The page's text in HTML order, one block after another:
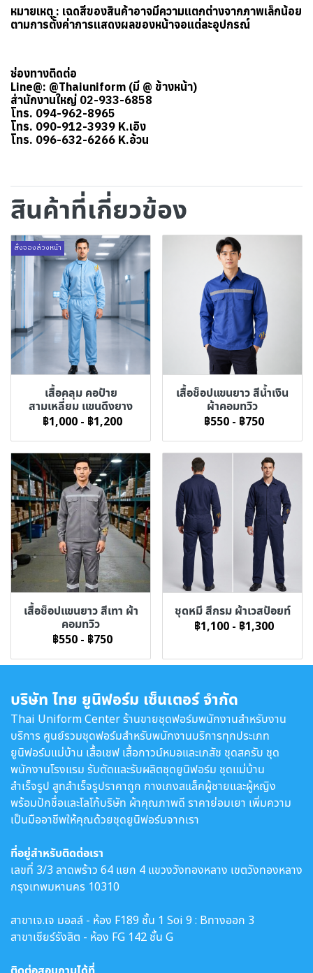
หมายเหตุ : เฉดสีของสินค้าอาจมีความแตกต่างจากภาพเล็กน้อย
ตามการตั้งค่าการแสดงผลของหน้าจอแต่ละอุปกรณ์
ช่องทางติดต่อ
Line@: @Thaiuniform (มี @ ข้างหน้า)
สำนักงานใหญ่ 02-933-6858
โทร. 094-962-8965
โทร. 090-912-3939 K.เอิง
โทร. 096-632-6266 K.อ้วน
สินค้าที่เกี่ยวข้อง
สั่งจองล่วงหน้า
เสื้อคลุม คอป้าย
สามเหลี่ยม แขนดึงยาง
฿1,000 - ฿1,200
เสื้อช็อปแขนยาว สีน้ำเงิน
ผ้าคอมทวิว
฿550 - ฿750
เสื้อช็อปแขนยาว สีเทา ผ้า
คอมทวิว
฿550 - ฿750
ชุดหมี สีกรม ผ้าเวสป้อยท์
฿1,100 - ฿1,300
บริษัท ไทย ยูนิฟอร์ม เซ็นเตอร์ จำกัด
Thai Uniform Center ร้านขายชุดฟอร์มพนักงานสำหรับงาน
บริการ ศูนย์รวมชุดฟอร์มสำหรับพนักงานบริการทุกประเภท
ยูนิฟอร์มแม่บ้าน เสื้อเชฟ เสื้อกาวน์หมอและเภสัช ชุดสครับ ชุด
พนักงานโรงแรม รับตัดและรับผลิตชุดยูนิฟอร์ม ชุดแม่บ้าน
สำเร็จรูป สูทสำเร็จรูปราคาถูก กางเกงสแล็คผู้ชายและผู้หญิง
พร้อมปักชื่อและโลโก้บริษัท ผ้าคุณภาพดี ราคาย่อมเยา เพิ่มความ
เป็นมืออาชีพให้คุณด้วยชุดยูนิฟอร์มจากเรา
ที่อยู่สำหรับติดต่อเรา
เลขที่ 3/3 ลาดพร้าว 64 แยก 4 แขวงวังทองหลาง เขตวังทองหลาง
กรุงเทพมหานคร 10310
สาขาเจ.เจ มอลล์ - ห้อง F189 ชั้น 1 Soi 9 : Bทางออก 3
สาขาเซียร์รังสิต - ห้อง FG 142 ชั้น G